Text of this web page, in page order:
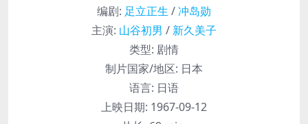
编剧: 足立正生 /冲岛勋
主演: 山谷初男 / 新久美子
类型: 剧情
制片国家/地区: 日本
语言: 日语
上映日期: 1967-09-12